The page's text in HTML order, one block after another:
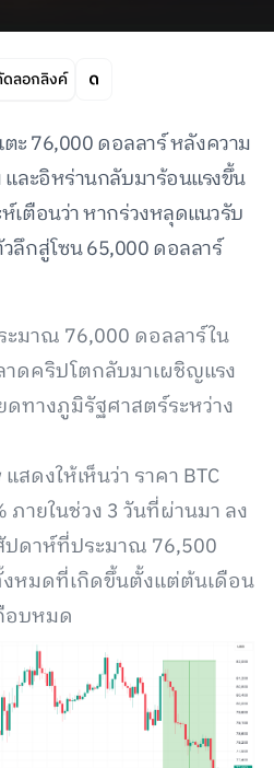
ลอกลิงค์
ะ 76,000 ดอลลาร์ หลังความ
ละอิหร่านกลับมาร้อนแรงขึ้น
เตือนว่า หากร่วงหลุดแนวรับ
ลึกสู่โซน 65,000 ดอลลาร์
ะมาณ 76,000 ดอลลาร์ใน
ดคริปโตกลับมาเผชิญแรง
ทางภูมิรัฐศาสตร์ระหว่าง
สดงให้เห็นว่า ราคา BTC
ายในช่วง 3 วันที่ผ่านมา ลง
ดาห์ที่ประมาณ 76,500
งหมดที่เกิดขึ้นตั้งแต่ต้นเดือน
บหมด